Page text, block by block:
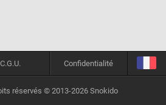
C.G.U. Confidentialité
réservés © 2013-2026 Snokido